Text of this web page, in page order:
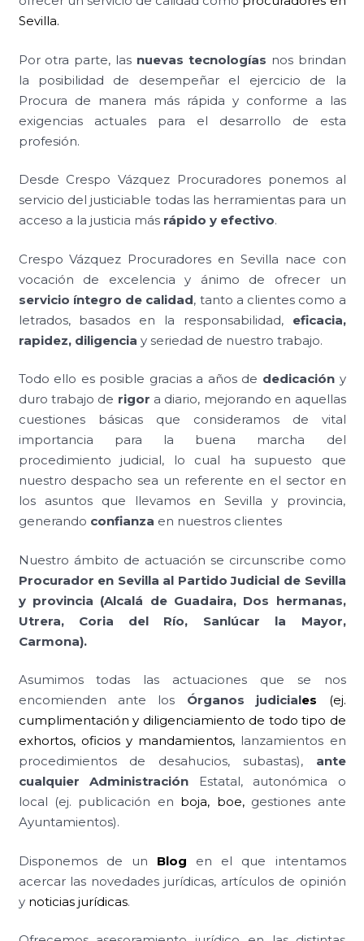
Sevilla.
Por otra parte, las nuevas tecnologías nos brindan
la posibilidad de desempeñar el ejercicio de la
Procura de manera más rápida y conforme a las
exigencias actuales para el desarrollo de esta
profesión.
Desde Crespo Vázquez Procuradores ponemos al
servicio del justiciable todas las herramientas para un
acceso a la justicia más rápido y efectivo.
Crespo Vázquez Procuradores en Sevilla nace con
vocación de excelencia y ánimo de ofrecer un
servicio íntegro de calidad, tanto a clientes como a
letrados, basados en la responsabilidad, eficacia,
rapidez, diligencia y seriedad de nuestro trabajo.
Todo ello es posible gracias a años de dedicacióny
duro trabajo de rigor a diario, mejorando en aquellas
cuestiones básicas que consideramos de vital
importancia para la buena marcha del
procedimiento judicial, lo cual ha supuesto que
nuestro despacho sea un referente en el sector en
los asuntos que llevamos en Sevilla y provincia,
generando confianza en nuestros clientes
Nuestro ámbito de actuación se circunscribe como
Procurador en Sevilla al Partido Judicial de Sevilla
y provincia (Alcalá de Guadaira, Dos hermanas,
Utrera, Coria del Río, Sanlúcar la Mayor,
Carmona).
Asumimos todas las actuaciones que se nos
encomienden ante los Órganos judiciales (ej.
cumplimentación y diligenciamiento de todo tipo de
exhortos, oficios y mandamientos, lanzamientos en
procedimientos de desahucios, subastas), ante
cualquier Administración Estatal, autonómica o
local (ej. publicación en boja, boe,gestiones ante
Ayuntamientos).
Disponemos de un Blog en el que intentamos
acercar las novedades jurídicas, artículos de opinión
y noticias jurídicas.